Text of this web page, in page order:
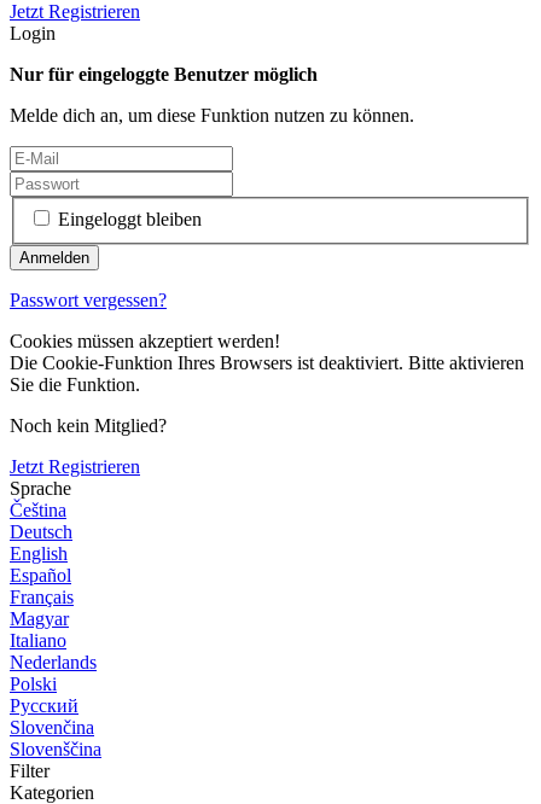
Jetzt Registrieren
Login
Nur für eingeloggte Benutzer möglich
Melde dich an, um diese Funktion nutzen zu können.
Eingeloggt bleiben
Passwort vergessen?
Cookies müssen akzeptiert werden!
Die Cookie-Funktion Ihres Browsers ist deaktiviert. Bitte aktivieren
Sie die Funktion.
Noch kein Mitglied?
Jetzt Registrieren
Sprache
Čeština
Deutsch
English
Español
Français
Magyar
Italiano
Nederlands
Polski
Русский
Slovenčina
Slovenščina
Filter
Kategorien